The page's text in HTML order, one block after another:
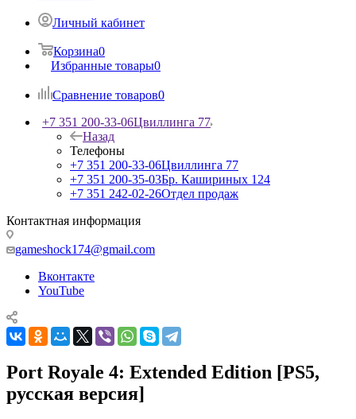
Личный кабинет
Корзина0
Избранные товары0
Сравнение товаров0
+7 351 200-33-06Цвиллинга 77
Назад
Телефоны
+7 351 200-33-06Цвиллинга 77
+7 351 200-35-03Бр. Кашириных 124
+7 351 242-02-26Отдел продаж
Контактная информация
gameshock174@gmail.com
Вконтакте
YouTube
Port Royale 4: Extended Edition [PS5,
русская версия]